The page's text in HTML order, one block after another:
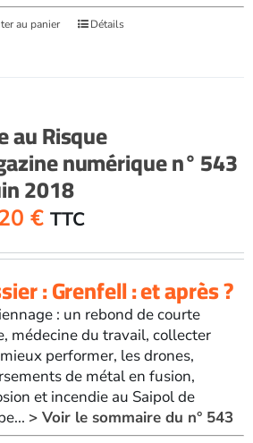
au panier Détails
au Risque
numérique n° 543
2018
€ TTC
: Grenfell : et après ?
: un rebond de courte
médecine du travail, collecter
performer, les drones,
de métal en fusion,
et incendie au Saipol de
> Voir le sommaire du n° 543